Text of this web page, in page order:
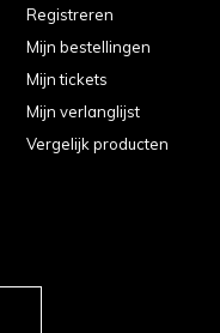
Registreren
Mijn bestellingen
Mijn tickets
Mijn verlanglijst
Vergelijk producten